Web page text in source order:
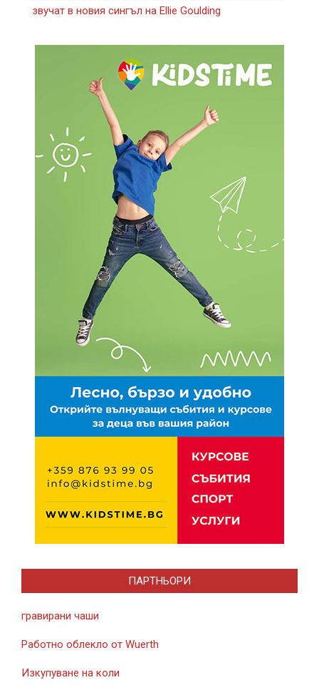
звучат в новия сингъл на Ellie Goulding
ПАРТНЬОРИ
гравирани чаши
Работно облекло от Wuerth
Изкупуване на коли